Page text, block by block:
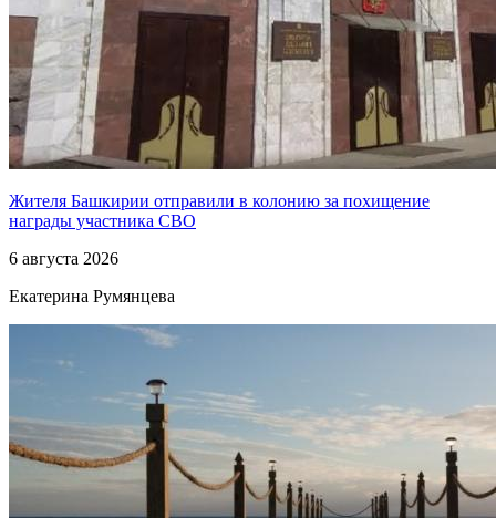
Жителя Башкирии отправили в колонию за похищение
награды участника СВО
6 августа 2026
Екатерина Румянцева